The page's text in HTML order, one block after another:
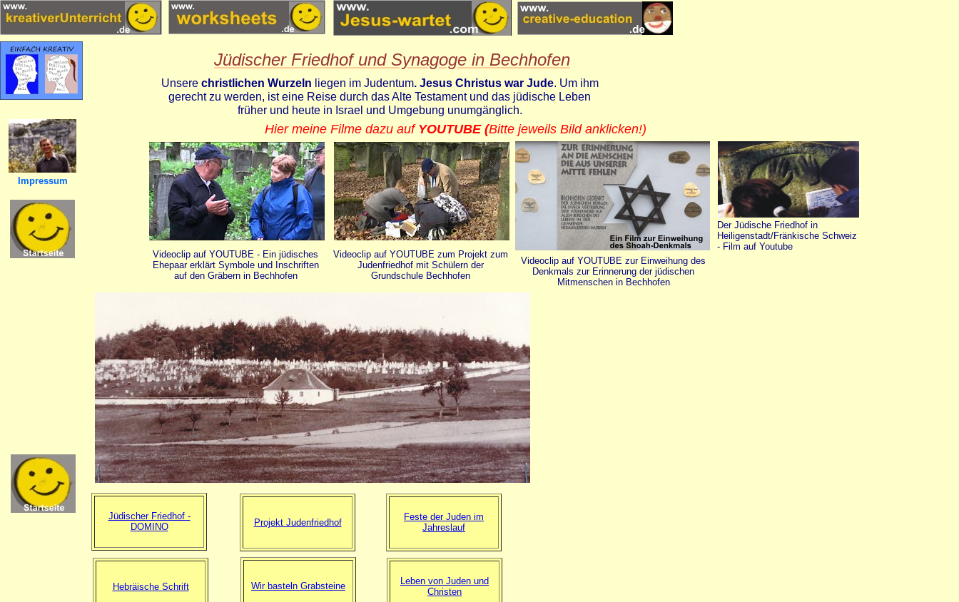
Jüdischer Friedhof und Synagoge in Bechhofen
Unsere christlichen Wurzeln liegen im Judentum. Jesus Christus war Jude. Um ihm
gerecht zu werden, ist eine Reise durch das Alte Testament und das jüdische Leben
früher und heute in Israel und Umgebung unumgänglich.
Impressum
Hier meine Filme dazu auf YOUTUBE (Bitte jeweils Bild anklicken!)
Videoclip auf YOUTUBE - Ein jüdisches
Ehepaar erklärt Symbole und Inschriften
auf den Gräbern in Bechhofen
Videoclip auf YOUTUBE zum Projekt zum
Judenfriedhof mit Schülern der
Grundschule Bechhofen
Videoclip auf YOUTUBE zur Einweihung des
Denkmals zur Erinnerung der jüdischen
Mitmenschen in Bechhofen
Der Jüdische Friedhof in
Heiligenstadt/Fränkische Schweiz
- Film auf Youtube
Jüdischer Friedhof -
DOMINO
Hebräische Schrift
Projekt Judenfriedhof
Wir basteln Grabsteine
Feste der Juden im
Jahreslauf
Leben von Juden und
Christen